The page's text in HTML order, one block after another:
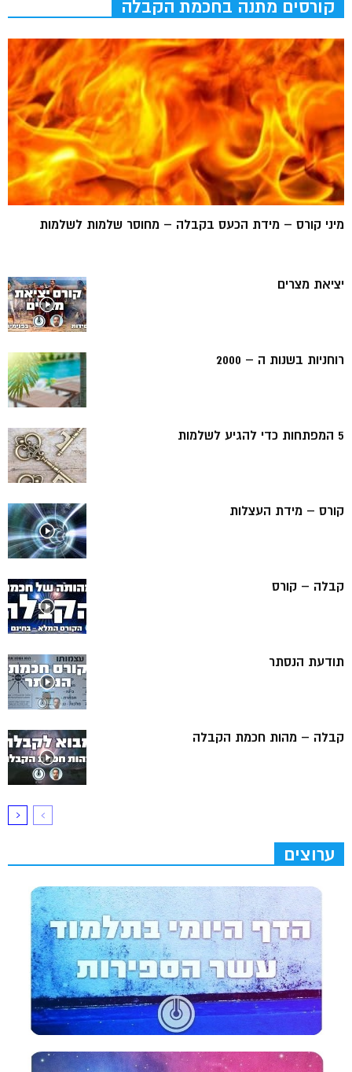
קורסים מתנה בחכמת הקבלה
מיני קורס – מידת הכעס בקבלה – מחוסר שלמות לשלמות
יציאת מצרים
רוחניות בשנות ה – 2000
5 המפתחות כדי להגיע לשלמות
קורס – מידת העצלות
קבלה – קורס
תודעת הנסתר
קבלה – מהות חכמת הקבלה
ערוצים